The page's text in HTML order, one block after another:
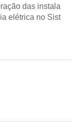
das instala
elétrica no Sist